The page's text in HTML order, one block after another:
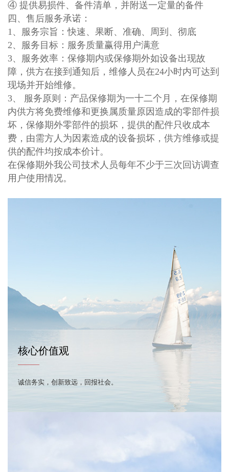
④ 提供易损件、备件清单，并附送一定量的备件
四、售后服务承诺：
1、服务宗旨：快速、果断、准确、周到、彻底
2、服务目标：服务质量赢得用户满意
3、服务效率：保修期内或保修期外如设备出现故
障，供方在接到通知后，维修人员在24小时内可达到
现场并开始维修。
3、 服务原则：产品保修期为一十二个月，在保修期
内供方将免费维修和更换属质量原因造成的零部件损
坏，保修期外零部件的损坏，提供的配件只收成本
费，由需方人为因素造成的设备损坏，供方维修或提
供的配件均按成本价计。
在保修期外我公司技术人员每年不少于三次回访调查
用户使用情况。
核心价值观
———
诚信务实，创新致远，回报社会。